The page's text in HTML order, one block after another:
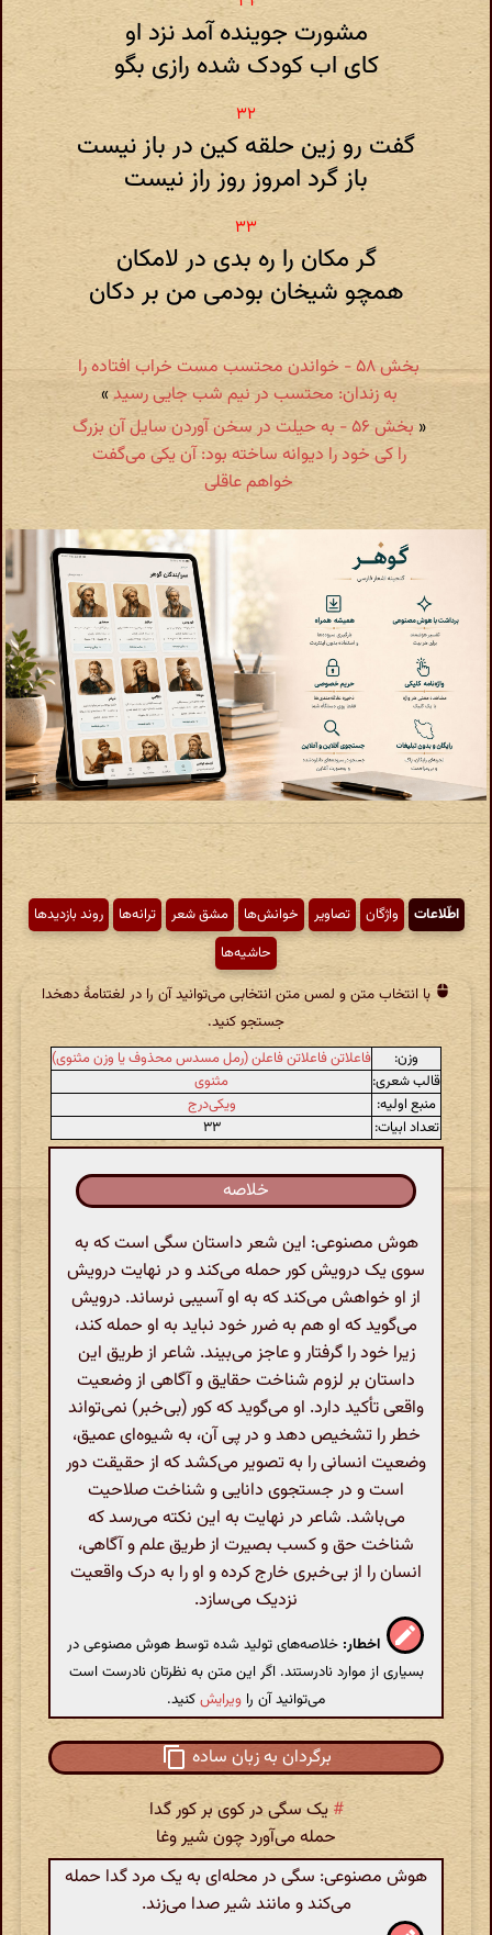
مشورت جوینده آمد نزد او
کای اب کودک شده رازی بگو
گفت رو زین حلقه کین در باز نیست
باز گرد امروز روز راز نیست
گر مکان را ره بدی در لامکان
همچو شیخان بودمی من بر دکان
بخش ۵۸ - خواندن محتسب مست خراب افتاده را
به زندان: محتسب در نیم شب جایی رسید»
«
بخش ۵۶ - به حیلت در سخن آوردن سایل آن بزرگ
را کی خود را دیوانه ساخته بود: آن یکی می‌گفت
خواهم عاقلی
اطّلاعات واژگان تصاویر خوانش‌ها مشق شعر ترانه‌ها
روند بازدیدها
حاشیه‌ها
با انتخاب متن و لمس متن انتخابی می‌توانید آن را در لغتنامهٔ دهخدا
جستجو کنید.
وزن:
فاعلاتن فاعلاتن فاعلن (رمل مسدس محذوف یا وزن مثنوی)
قالب شعری:
مثنوی
منبع اولیه:
ویکی‌درج
تعداد ابیات:
۳۳
خلاصه
هوش مصنوعی: این شعر داستان سگی است که به
سوی یک درویش کور حمله می‌کند و در نهایت درویش
از او خواهش می‌کند که به او آسیبی نرساند. درویش
می‌گوید که او هم به ضرر خود نباید به او حمله کند،
زیرا خود را گرفتار و عاجز می‌بیند. شاعر از طریق این
داستان بر لزوم شناخت حقایق و آگاهی از وضعیت
واقعی تأکید دارد. او می‌گوید که کور (بی‌خبر) نمی‌تواند
خطر را تشخیص دهد و در پی آن، به شیوه‌ای عمیق،
وضعیت انسانی را به تصویر می‌کشد که از حقیقت دور
است و در جستجوی دانایی و شناخت صلاحیت
می‌باشد. شاعر در نهایت به این نکته می‌رسد که
شناخت حق و کسب بصیرت از طریق علم و آگاهی،
انسان را از بی‌خبری خارج کرده و او را به درک واقعیت
نزدیک می‌سازد.
اخطار: خلاصه‌های تولید شده توسط هوش مصنوعی در
بسیاری از موارد نادرستند. اگر این متن به نظرتان نادرست است
می‌توانید آن را ویرایشکنید.
برگردان به زبان ساده
# یک سگی در کوی بر کور گدا
حمله می‌آورد چون شیر وغا
هوش مصنوعی: سگی در محله‌ای به یک مرد گدا حمله
می‌کند و مانند شیر صدا می‌زند.